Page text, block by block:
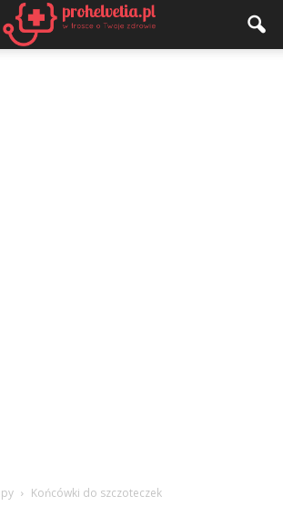
Końcówki do szczoteczek